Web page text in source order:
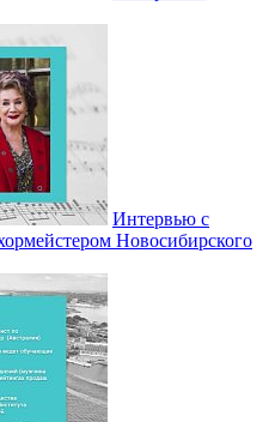
Интервью с
Новосибирского